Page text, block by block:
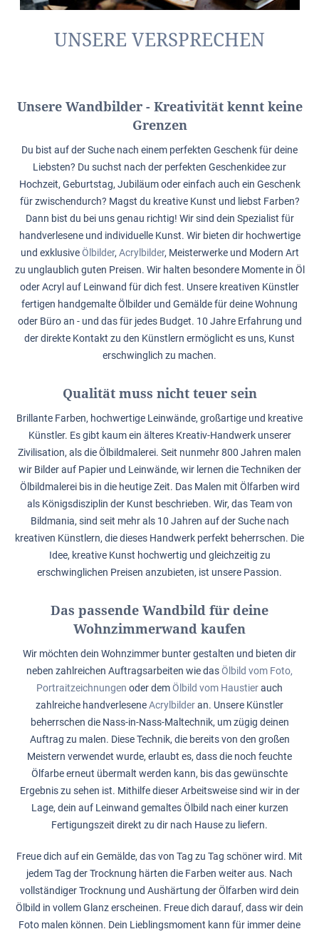
UNSERE VERSPRECHEN
Unsere Wandbilder - Kreativität kennt keine
Grenzen
Du bist auf der Suche nach einem perfekten Geschenk für deine
Liebsten? Du suchst nach der perfekten Geschenkidee zur
Hochzeit, Geburtstag, Jubiläum oder einfach auch ein Geschenk
für zwischendurch? Magst du kreative Kunst und liebst Farben?
Dann bist du bei uns genau richtig! Wir sind dein Spezialist für
handverlesene und individuelle Kunst. Wir bieten dir hochwertige
und exklusiveÖlbilder, Acrylbilder, Meisterwerke und Modern Art
zu unglaublich guten Preisen. Wir halten besondere Momente in Öl
oder Acryl auf Leinwand für dich fest. Unsere kreativen Künstler
fertigen handgemalte Ölbilder und Gemälde für deine Wohnung
oder Büro an - und das für jedes Budget. 10 Jahre Erfahrung und
der direkte Kontakt zu den Künstlern ermöglicht es uns, Kunst
erschwinglich zu machen.
Qualität muss nicht teuer sein
Brillante Farben, hochwertige Leinwände, großartige und kreative
Künstler. Es gibt kaum ein älteres Kreativ-Handwerk unserer
Zivilisation, als die Ölbildmalerei. Seit nunmehr 800 Jahren malen
wir Bilder auf Papier und Leinwände, wir lernen die Techniken der
Ölbildmalerei bis in die heutige Zeit. Das Malen mit Ölfarben wird
als Königsdisziplin der Kunst beschrieben. Wir, das Team von
Bildmania, sind seit mehr als 10 Jahren auf der Suche nach
kreativen Künstlern, die dieses Handwerk perfekt beherrschen. Die
Idee, kreative Kunst hochwertig und gleichzeitig zu
erschwinglichen Preisen anzubieten, ist unsere Passion.
Das passende Wandbild für deine
Wohnzimmerwand kaufen
Wir möchten dein Wohnzimmer bunter gestalten und bieten dir
neben zahlreichen Auftragsarbeiten wie dasÖlbild vom Foto,
Portraitzeichnungen oder demÖlbild vom Haustierauch
zahlreiche handverleseneAcrylbilderan. Unsere Künstler
beherrschen die Nass-in-Nass-Maltechnik, um zügig deinen
Auftrag zu malen. Diese Technik, die bereits von den großen
Meistern verwendet wurde, erlaubt es, dass die noch feuchte
Ölfarbe erneut übermalt werden kann, bis das gewünschte
Ergebnis zu sehen ist. Mithilfe dieser Arbeitsweise sind wir in der
Lage, dein auf Leinwand gemaltes Ölbild nach einer kurzen
Fertigungszeit direkt zu dir nach Hause zu liefern.
Freue dich auf ein Gemälde, das von Tag zu Tag schöner wird. Mit
jedem Tag der Trocknung härten die Farben weiter aus. Nach
vollständiger Trocknung und Aushärtung der Ölfarben wird dein
Ölbild in vollem Glanz erscheinen. Freue dich darauf, dass wir dein
Foto malen können. Dein Lieblingsmoment kann für immer deine